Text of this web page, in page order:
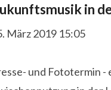
in
März 2019 15:05
und Fototermin -